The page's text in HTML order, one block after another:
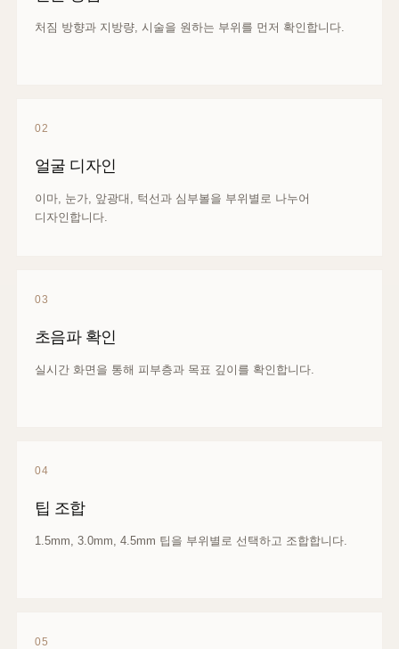
처짐 방향과 지방량, 시술을 원하는 부위를 먼저 확인합니다.
02
얼굴 디자인
이마, 눈가, 앞광대, 턱선과 심부볼을 부위별로 나누어
디자인합니다.
03
초음파 확인
실시간 화면을 통해 피부층과 목표 깊이를 확인합니다.
04
팁 조합
1.5mm, 3.0mm, 4.5mm 팁을 부위별로 선택하고 조합합니다.
05